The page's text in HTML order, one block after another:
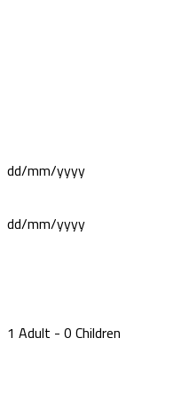
dd/mm/yyyy
dd/mm/yyyy
1 Adult -0 Children